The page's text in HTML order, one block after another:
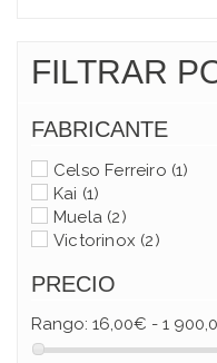
FILTRAR
FABRICANTE
Celso Ferreiro (1)
Kai (1)
Muela (2)
Victorinox (2)
PRECIO
Rango: 16,00€ - 1